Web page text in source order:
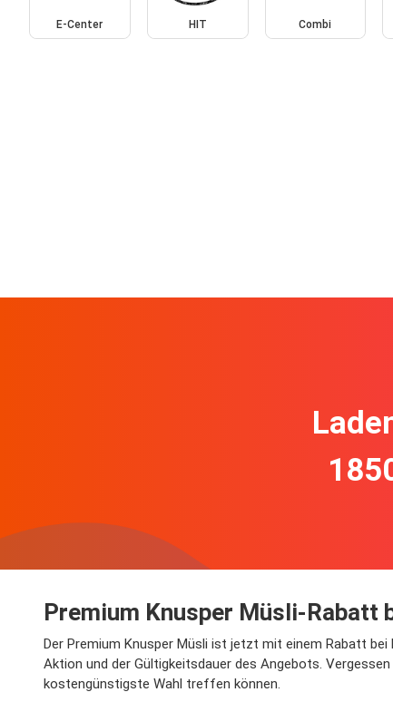
E-Center HIT Combi
Premium Knusper Müsli-Rabatt
Der Premium Knusper Müsli ist jetzt mit einem Rabatt
Aktion und der Gültigkeitsdauer des Angebots.
kostengünstigste Wahl treffen können.